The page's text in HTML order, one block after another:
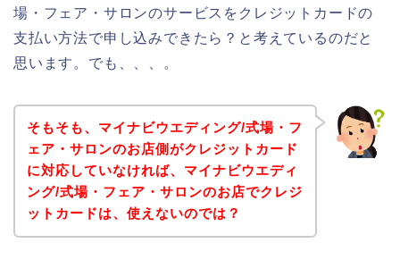
場・フェア・サロンのサービスをクレジットカードの
支払い方法で申し込みできたら？と考えているのだと
思います。でも、、、。
そもそも、マイナビウエディング/式場・フ
ェア・サロンのお店側がクレジットカード
に対応していなければ、マイナビウエディ
ング/式場・フェア・サロンのお店でクレジ
ットカードは、使えないのでは？